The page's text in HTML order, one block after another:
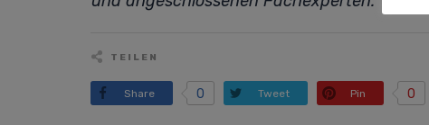
TEILEN
Share 0 Tweet Pin 0